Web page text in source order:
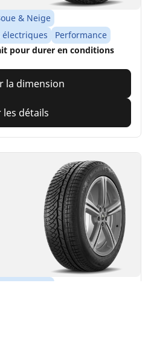
& Neige
électriques
Performance
pour durer en conditions
la dimension
les détails
& Neige